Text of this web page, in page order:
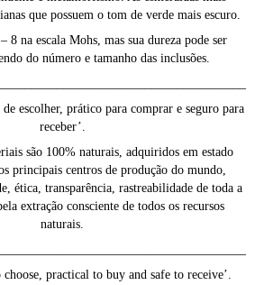
que possuem o tom de verde mais escuro.
8 na escala Mohs, mas sua dureza pode ser
do número e tamanho das inclusões.
escolher, prático para comprar e seguro para
receber’.
são 100% naturais, adquiridos em estado
principais centros de produção do mundo,
ética, transparência, rastreabilidade de toda a
extração consciente de todos os recursos
naturais.
practical to buy and safe to receive’.